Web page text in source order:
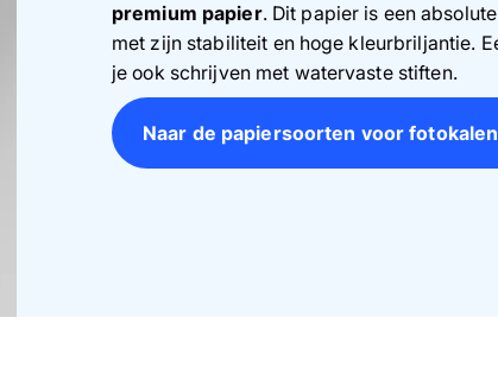
premium papier. Dit papier is een
met zijn stabiliteit en hoge kleurbriljantie.
je ook schrijven met watervaste stiften.
Naar de papiersoorten voor